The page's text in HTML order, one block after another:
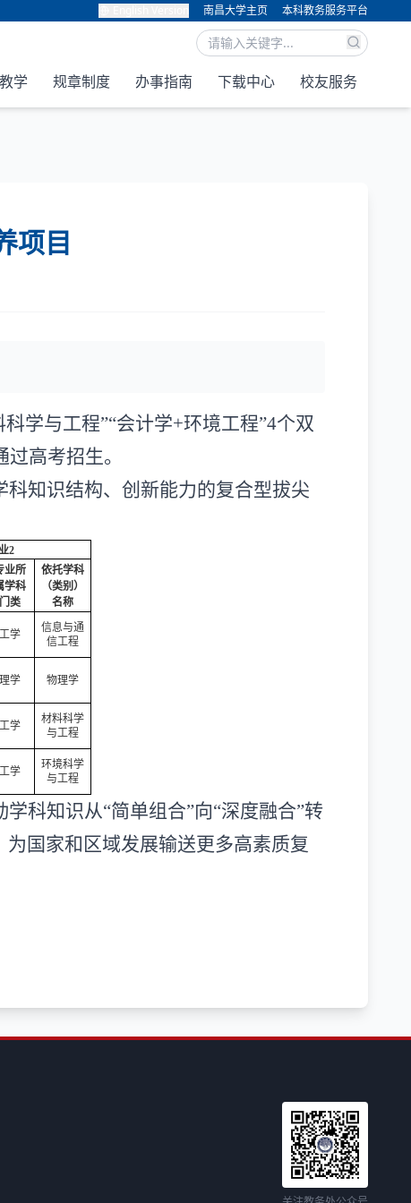
南昌大学主页 本科教务服务平台
学 规章制度 办事指南 下载中心 校友服务
项目
科学与工程”“会计学+环境工程”4个双
过高考招生。
知识结构、创新能力的复合型拔尖
2
业所
学科
门类
依托学科
（类别）
名称
工学
信息与通
信工程
理学 物理学
工学
材料科学
与工程
工学
环境科学
与工程
学科知识从“简单组合”向“深度融合”转
国家和区域发展输送更多高素质复